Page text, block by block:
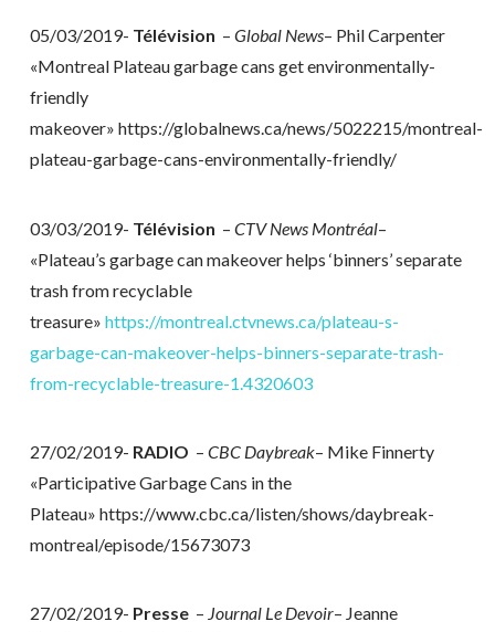
05/03/2019- Télévision – Global News– Phil Carpenter
«Montreal Plateau garbage cans get environmentally-
friendly
makeover» https://globalnews.ca/news/5022215/montreal-
plateau-garbage-cans-environmentally-friendly/
03/03/2019- Télévision – CTV News Montréal–
«Plateau’s garbage can makeover helps ‘binners’ separate
trash from recyclable
treasure» https://montreal.ctvnews.ca/plateau-s-
garbage-can-makeover-helps-binners-separate-trash-
from-recyclable-treasure-1.4320603
27/02/2019- RADIO – CBC Daybreak– Mike Finnerty
«Participative Garbage Cans in the
Plateau» https://www.cbc.ca/listen/shows/daybreak-
montreal/episode/15673073
27/02/2019- Presse – Journal Le Devoir– Jeanne